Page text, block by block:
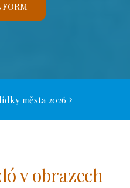
města 2026
v obrazech